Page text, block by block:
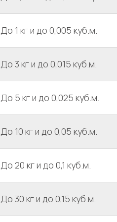
До 1 кг и до 0,005 куб.м.
До 3 кг и до 0,015 куб.м.
До 5 кг и до 0,025 куб.м.
До 10 кг и до 0,05 куб.м.
До 20 кг и до 0,1 куб.м.
До 30 кг и до 0,15 куб.м.